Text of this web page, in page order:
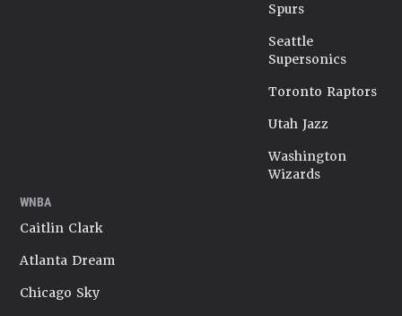
Spurs
Seattle
Supersonics
Toronto Raptors
Utah Jazz
Washington
Wizards
WNBA
Caitlin Clark
Atlanta Dream
Chicago Sky